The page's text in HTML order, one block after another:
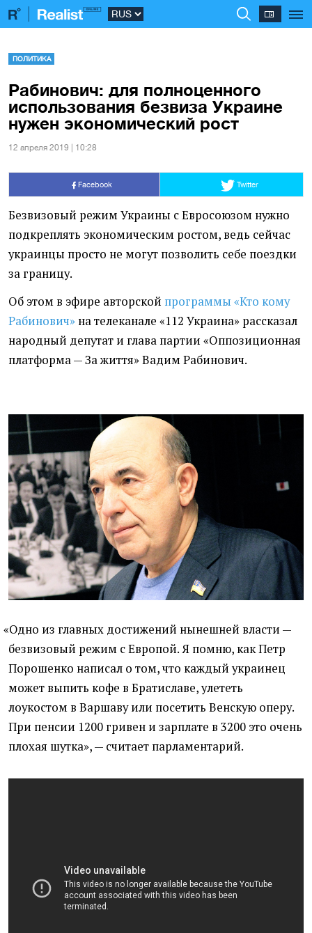
ПОЛИТИКА
Рабинович: для полноценного
использования безвиза Украине
нужен экономический рост
12 апреля 2019 | 10:28
Facebook Twitter
Безвизовый режим Украины с Евросоюзом нужно
подкреплять экономическим ростом, ведь сейчас
украинцы просто не могут позволить себе поездки
за границу.
Об этом в эфире авторской программы «Кто кому
Рабинович» на телеканале «112 Украина» рассказал
народный депутат и глава партии «Оппозиционная
платформа — За життя» Вадим Рабинович.
«Одно из главных достижений нынешней власти —
безвизовый режим с Европой. Я помню, как Петр
Порошенко написал о том, что каждый украинец
может выпить кофе в Братиславе, улететь
лоукостом в Варшаву или посетить Венскую оперу.
При пенсии 1200 гривен и зарплате в 3200 это очень
плохая шутка», — считает парламентарий.